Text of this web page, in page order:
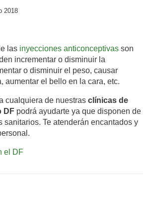
2018
las inyecciones anticonceptivas son
incrementar o disminuir la
o disminuir el peso, causar
aumentar el bello en la cara, etc.
cualquiera de nuestras clínicas de
DF podrá ayudarte ya que disponen de
sanitarios. Te atenderán encantados y
el DF